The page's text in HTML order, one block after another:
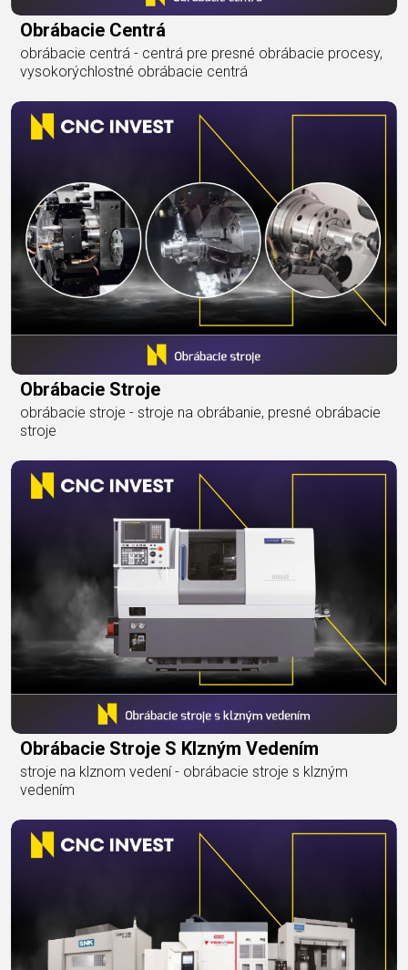
Obrábacie Centrá
obrábacie centrá - centrá pre presné obrábacie procesy,
vysokorýchlostné obrábacie centrá
Obrábacie Stroje
obrábacie stroje - stroje na obrábanie, presné obrábacie
stroje
Obrábacie Stroje S Klzným Vedením
stroje na klznom vedení - obrábacie stroje s klzným
vedením